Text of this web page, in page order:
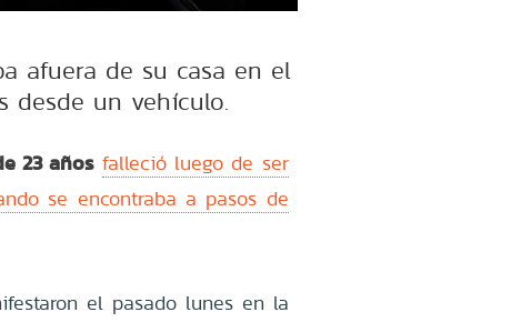
afuera de su casa en el
desde un vehículo.
23 años falleció luego de ser
se encontraba a pasos de
el pasado lunes en la